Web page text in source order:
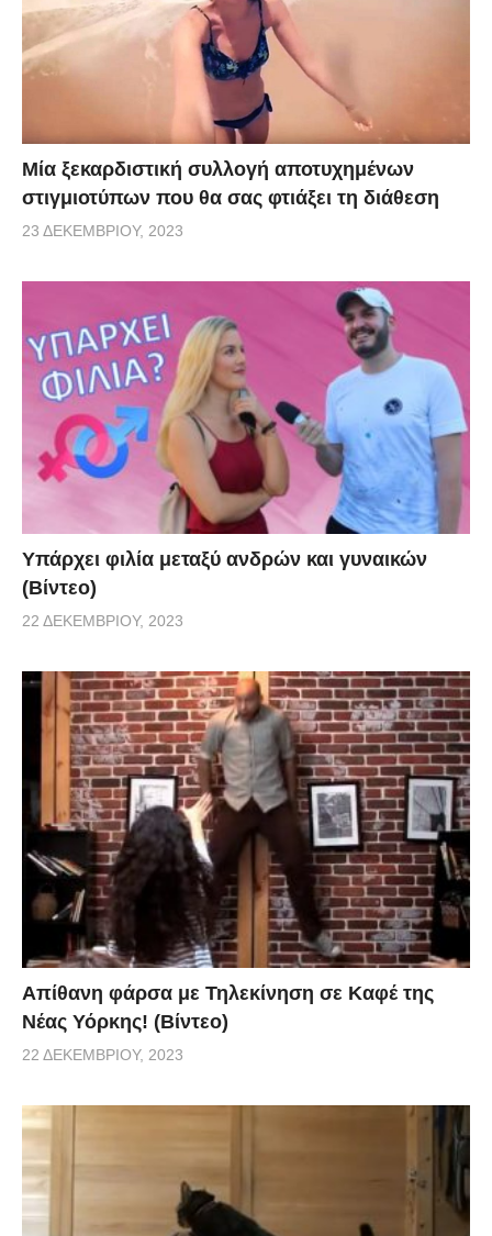
Μία ξεκαρδιστική συλλογή αποτυχημένων
στιγμιοτύπων που θα σας φτιάξει τη διάθεση
23 ΔΕΚΕΜΒΡΊΟΥ, 2023
Υπάρχει φιλία μεταξύ ανδρών και γυναικών
(Βίντεο)
22 ΔΕΚΕΜΒΡΊΟΥ, 2023
Απίθανη φάρσα με Τηλεκίνηση σε Καφέ της
Νέας Υόρκης! (Βίντεο)
22 ΔΕΚΕΜΒΡΊΟΥ, 2023